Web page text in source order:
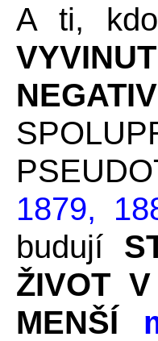
A ti,
1879,
budují
ŽIVOT
MENŠÍ